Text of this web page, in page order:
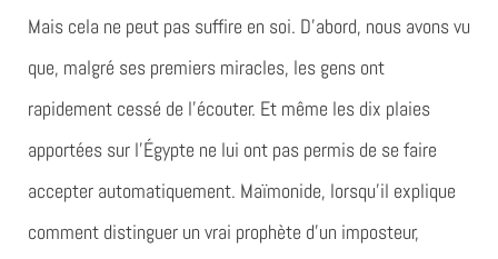
Mais cela ne peut pas suffire en soi. D’abord, nous avons vu
que, malgré ses premiers miracles, les gens ont
rapidement cessé de l’écouter. Et même les dix plaies
apportées sur l’Égypte ne lui ont pas permis de se faire
accepter automatiquement. Maïmonide, lorsqu’il explique
comment distinguer un vrai prophète d’un imposteur,